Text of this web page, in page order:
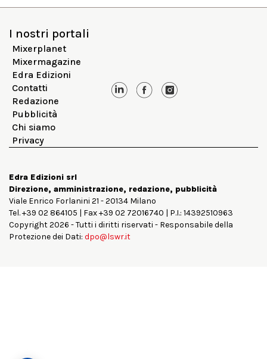
I nostri portali
Mixerplanet
Mixermagazine
Edra Edizioni
Contatti
Redazione
Pubblicità
Chi siamo
Privacy
Edra Edizioni srl
Direzione, amministrazione, redazione, pubblicità
Viale Enrico Forlanini 21 - 20134 Milano
Tel. +39 02 864105 | Fax +39 02 72016740 | P.I.: 14392510963
Copyright 2026 - Tutti i diritti riservati - Responsabile della
Protezione dei Dati: dpo@lswr.it